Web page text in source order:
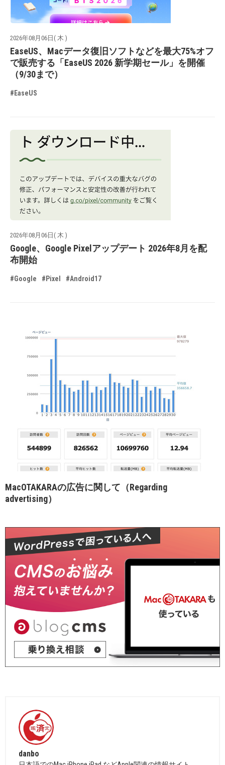
2026年08月06日( 木 )
EaseUS、Macデータ復旧ソフトなどを最大75%オフ
で販売する「EaseUS 2026 新学期セール」を開催
（9/30まで）
#EaseUS
2026年08月06日( 木 )
Google、Google Pixelアップデート 2026年8月を配
布開始
#Google #Pixel #Android17
MacOTAKARAの広告に関して（Regarding
advertising）
danbo